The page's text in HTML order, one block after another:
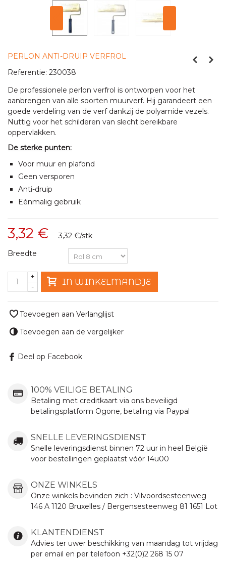
PERLON ANTI-DRUIP VERFROL
Referentie: 230038
De professionele perlon verfrol is ontworpen voor het
aanbrengen van alle soorten muurverf. Hij garandeert een
goede verdeling van de verf dankzij de polyamide vezels.
Nuttig voor het schilderen van slecht bereikbare
oppervlakken.
De sterke punten:
Voor muur en plafond
Geen versporen
Anti-druip
Eénmalig gebruik
3,32 € 3,32 €/stk
Breedte
-
+ IN WINKELMANDJE
Toevoegen aan Verlanglijst
Toevoegen aan de vergelijker
Deel op Facebook
100% VEILIGE BETALING
Betaling met creditkaart via ons beveiligd
betalingsplatform Ogone, betaling via Paypal
SNELLE LEVERINGSDIENST
Snelle leveringsdienst binnen 72 uur in heel België
voor bestellingen geplaatst vóór 14u00
ONZE WINKELS
Onze winkels bevinden zich : Vilvoordsesteenweg
146 A 1120 Bruxelles / Bergensesteenweg 81 1651 Lot
KLANTENDIENST
Advies ter uwer beschikking van maandag tot vrijdag
per email en per telefoon +32(0)2 268 15 07